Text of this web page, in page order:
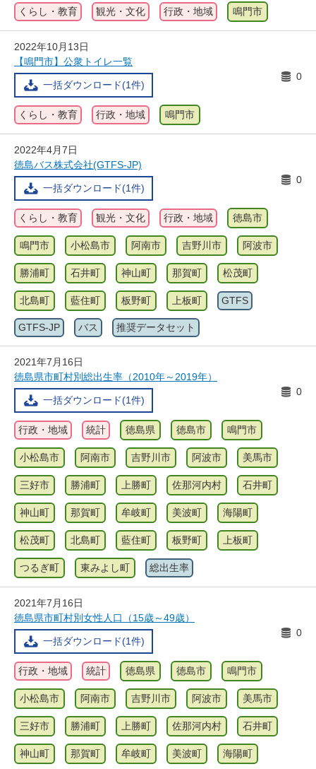
くらし・教育 観光・文化 行政・地域 鳴門市
2022年10月13日
【鳴門市】公衆トイレ一覧
一括ダウンロード(1件)
0
くらし・教育 行政・地域 鳴門市
2022年4月7日
徳島バス株式会社(GTFS-JP)
一括ダウンロード(1件)
0
くらし・教育 観光・文化 行政・地域 徳島市
鳴門市 小松島市 阿南市 吉野川市 阿波市
勝浦町 石井町 神山町 那賀町 松茂町
北島町 藍住町 板野町 上板町 GTFS
GTFS-JP バス 推奨データセット
2021年7月16日
徳島県市町村別総出生率（2010年～2019年）
一括ダウンロード(1件)
0
行政・地域 統計 徳島県 徳島市 鳴門市
小松島市 阿南市 吉野川市 阿波市 美馬市
三好市 勝浦町 上勝町 佐那河内村 石井町
神山町 那賀町 牟岐町 美波町 海陽町
松茂町 北島町 藍住町 板野町 上板町
つるぎ町 東みよし町 総出生率
2021年7月16日
徳島県市町村別女性人口（15歳～49歳）
一括ダウンロード(1件)
0
行政・地域 統計 徳島県 徳島市 鳴門市
小松島市 阿南市 吉野川市 阿波市 美馬市
三好市 勝浦町 上勝町 佐那河内村 石井町
神山町 那賀町 牟岐町 美波町 海陽町